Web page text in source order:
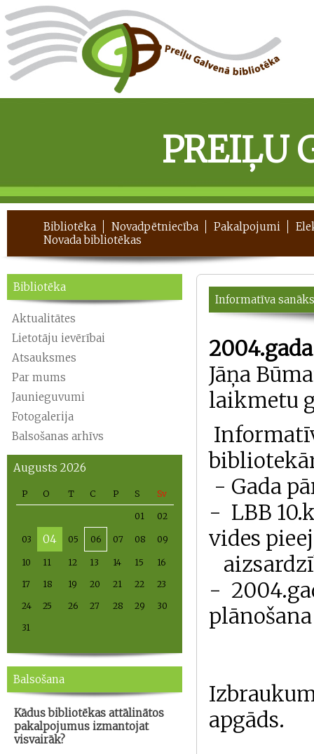
PREIĻU
Bibliotēka Novadpētniecība Pakalpojumi
Novada bibliotēkas
Bibliotēka
Aktualitātes
Lietotāju ievērībai
Atsauksmes
Par mums
Jaunieguvumi
Fotogalerija
Balsošanas arhīvs
Augusts 2026
P O T C P S Sv
01 02
03 04 05 06 07 08 09
10 11 12 13 14 15 16
17 18 19 20 21 22 23
24 25 26 27 28 29 30
31
Balsošana
Kādus bibliotēkas attālinātos
pakalpojumus izmantojat
visvairāk?
Informatīva
Jāņa
laikmetu
- Gada
- LBB
vides
-
plānošana
apgāds.